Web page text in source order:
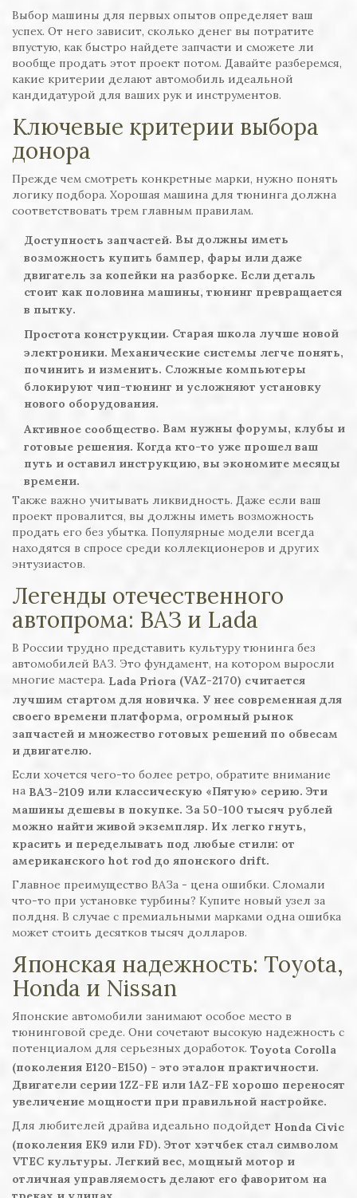
Выбор машины для первых опытов определяет ваш
успех. От него зависит, сколько денег вы потратите
впустую, как быстро найдете запчасти и сможете ли
вообще продать этот проект потом. Давайте разберемся,
какие критерии делают автомобиль идеальной
кандидатурой для ваших рук и инструментов.
Ключевые критерии выбора
донора
Прежде чем смотреть конкретные марки, нужно понять
логику подбора. Хорошая машина для тюнинга должна
соответствовать трем главным правилам.
Доступность запчастей. Вы должны иметь
возможность купить бампер, фары или даже
двигатель за копейки на разборке. Если деталь
стоит как половина машины, тюнинг превращается
в пытку.
Простота конструкции. Старая школа лучше новой
электроники. Механические системы легче понять,
починить и изменить. Сложные компьютеры
блокируют чип-тюнинг и усложняют установку
нового оборудования.
Активное сообщество. Вам нужны форумы, клубы и
готовые решения. Когда кто-то уже прошел ваш
путь и оставил инструкцию, вы экономите месяцы
времени.
Также важно учитывать ликвидность. Даже если ваш
проект провалится, вы должны иметь возможность
продать его без убытка. Популярные модели всегда
находятся в спросе среди коллекционеров и других
энтузиастов.
Легенды отечественного
автопрома: ВАЗ и Lada
В России трудно представить культуру тюнинга без
автомобилей ВАЗ. Это фундамент, на котором выросли
многие мастера. Lada Priora (VAZ-2170) считается
лучшим стартом для новичка. У нее современная для
своего времени платформа, огромный рынок
запчастей и множество готовых решений по обвесам
и двигателю.
Если хочется чего-то более ретро, обратите внимание
на ВАЗ-2109 или классическую «Пятую» серию. Эти
машины дешевы в покупке. За 50-100 тысяч рублей
можно найти живой экземпляр. Их легко гнуть,
красить и переделывать под любые стили: от
американского hot rod до японского drift.
Главное преимущество ВАЗа - цена ошибки. Сломали
что-то при установке турбины? Купите новый узел за
полдня. В случае с премиальными марками одна ошибка
может стоить десятков тысяч долларов.
Японская надежность: Toyota,
Honda и Nissan
Японские автомобили занимают особое место в
тюнинговой среде. Они сочетают высокую надежность с
потенциалом для серьезных доработок. Toyota Corolla
(поколения E120-E150) - это эталон практичности.
Двигатели серии 1ZZ-FE или 1AZ-FE хорошо переносят
увеличение мощности при правильной настройке.
Для любителей драйва идеально подойдет Honda Civic
(поколения EK9 или FD). Этот хэтчбек стал символом
VTEC культуры. Легкий вес, мощный мотор и
отличная управляемость делают его фаворитом на